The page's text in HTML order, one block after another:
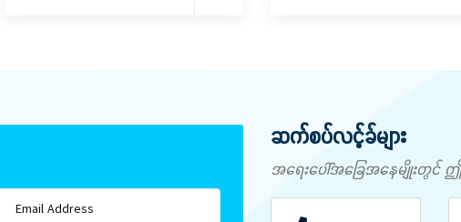
ဆက်စပ်လင့်ခ်များ
အရေးပေါ်အခြေအနေမျိုးတွင် ဤ